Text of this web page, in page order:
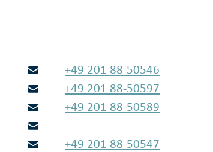
+49 201 88-50546
+49 201 88-50597
+49 201 88-50589
+49 201 88-50547